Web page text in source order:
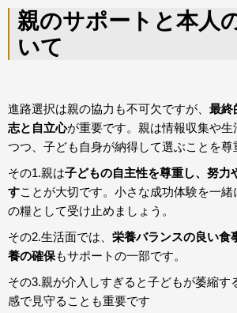
親のサポートと本人
いて
進路選択は親の協力も不可欠ですが、 最終
志と自立心が重要です。親は情報収集や生
つつ、子ども自身が納得して選ぶことを尊
その1.親は子どもの自主性を尊重し、努力
すことが大切です。小さな成功体験を一
の糧として受け止めましょう。
その2.生活面では、 栄養バランスの良い食
養の確保もサポートの一部です。
その3.親が介入しすぎると子どもが萎縮す
感で見守ることも重要です